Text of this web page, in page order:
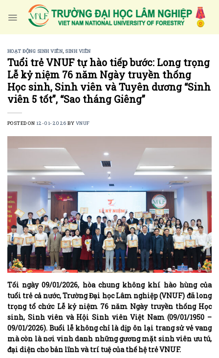
HOẠT ĐỘNG SINH VIÊN, SINH VIÊN
Tuổi trẻ VNUF tự hào tiếp bước: Long trọng
Lễ kỷ niệm 76 năm Ngày truyền thống
Học sinh, Sinh viên và Tuyên dương “Sinh
viên 5 tốt”, “Sao tháng Giêng”
POSTED ON 12-01-2026 BY VNUF
Tối ngày 09/01/2026, hòa chung không khí hào hùng của
tuổi trẻ cả nước, Trường Đại học Lâm nghiệp (VNUF) đã long
trọng tổ chức Lễ kỷ niệm 76 năm Ngày truyền thống Học
sinh, Sinh viên và Hội Sinh viên Việt Nam (09/01/1950 –
09/01/2026). Buổi lễ không chỉ là dịp ôn lại trang sử vẻ vang
mà còn là nơi vinh danh những gương mặt sinh viên ưu tú,
đại diện cho bản lĩnh và trí tuệ của thế hệ trẻ VNUF.